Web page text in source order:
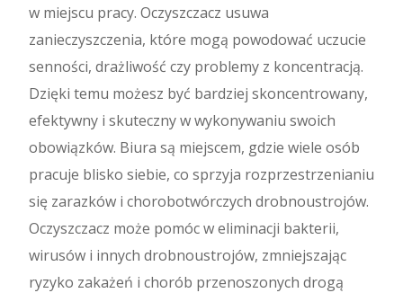
w miejscu pracy. Oczyszczacz usuwa
zanieczyszczenia, które mogą powodować uczucie
senności, drażliwość czy problemy z koncentracją.
Dzięki temu możesz być bardziej skoncentrowany,
efektywny i skuteczny w wykonywaniu swoich
obowiązków. Biura są miejscem, gdzie wiele osób
pracuje blisko siebie, co sprzyja rozprzestrzenianiu
się zarazków i chorobotwórczych drobnoustrojów.
Oczyszczacz może pomóc w eliminacji bakterii,
wirusów i innych drobnoustrojów, zmniejszając
ryzyko zakażeń i chorób przenoszonych drogą